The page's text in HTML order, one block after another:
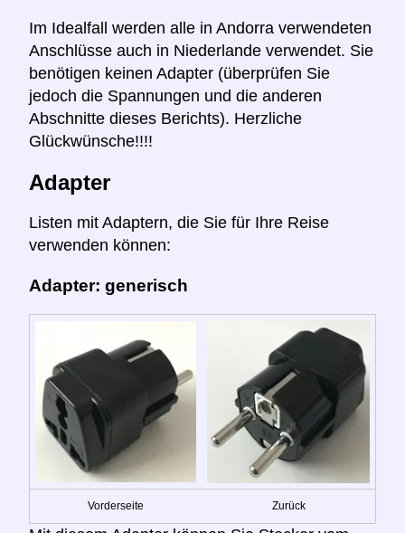
Im Idealfall werden alle in Andorra verwendeten
Anschlüsse auch in Niederlande verwendet. Sie
benötigen keinen Adapter (überprüfen Sie
jedoch die Spannungen und die anderen
Abschnitte dieses Berichts). Herzliche
Glückwünsche!!!!
Adapter
Listen mit Adaptern, die Sie für Ihre Reise
verwenden können:
Adapter: generisch
Vorderseite Zurück